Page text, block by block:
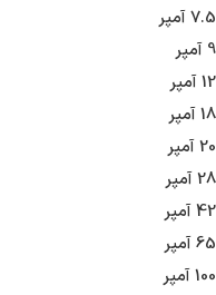
7.5 آمپر
9 آمپر
12 آمپر
18 آمپر
20 آمپر
28 آمپر
42 آمپر
65 آمپر
100 آمپر